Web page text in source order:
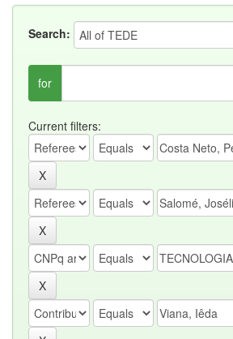
Search:
for
Current filters: